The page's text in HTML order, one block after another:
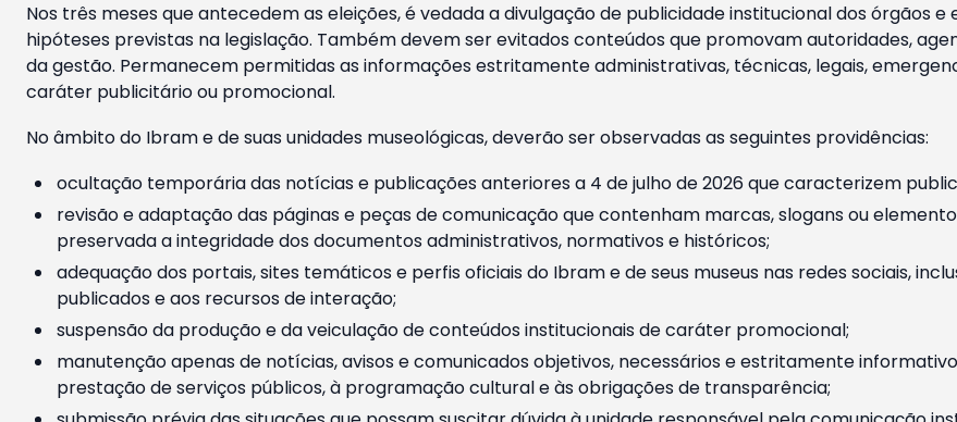
Nos três meses que antecedem as eleições, é vedada a divulgação de publicidade institucional dos órgãos
hipóteses previstas na legislação. Também devem ser evitados conteúdos que promovam autoridades,
da gestão. Permanecem permitidas as informações estritamente administrativas, técnicas, legais,
caráter publicitário ou promocional.
No âmbito do Ibram e de suas unidades museológicas, deverão ser observadas as seguintes providências:
ocultação temporária das notícias e publicações anteriores a 4 de julho de 2026 que caracterizem
revisão e adaptação das páginas e peças de comunicação que contenham marcas, slogans ou
preservada a integridade dos documentos administrativos, normativos e históricos;
adequação dos portais, sites temáticos e perfis oficiais do Ibram e de seus museus nas redes sociais,
publicados e aos recursos de interação;
suspensão da produção e da veiculação de conteúdos institucionais de caráter promocional;
manutenção apenas de notícias, avisos e comunicados objetivos, necessários e estritamente
prestação de serviços públicos, à programação cultural e às obrigações de transparência;